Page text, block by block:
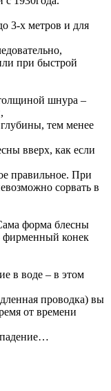
3-х метров и для
при быстрой
шнура –
тем менее
вверх, как если
правильное. При
сорвать в
форма блесны
фирменный конек
в воде – в этом
проводка) вы
от времени
падение…